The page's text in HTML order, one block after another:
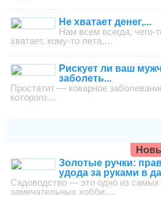
Не хватает денег,...
Нам всем всегда, чего-
хватает, кому-то лета,…
Рискует ли ваш
заболеть...
Простатит — коварное
которого…
Золотые ручки:
удода за руками в
Садоводство — это одно из самых
замечательных хобби….